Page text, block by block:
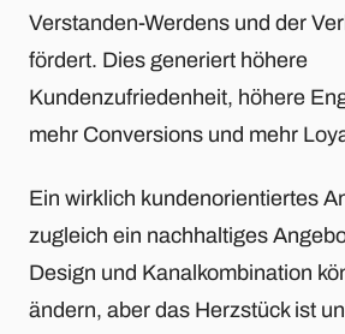
Verstanden-Werdens und der
fördert. Dies generiert höhere
Kundenzufriedenheit, höhere
mehr Conversions und mehr
Ein wirklich kundenorientiertes
zugleich ein nachhaltiges
Design und Kanalkombination
ändern, aber das Herzstück ist